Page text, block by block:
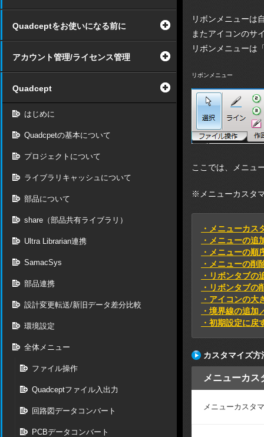
Quadceptをお使いになる前に
アカウント管理/ライセンス管理
Quadcept
はじめに
Quadcpetの基本について
プロジェクトについて
ライブラリキャッシュについて
部品について
share（部品共有ライブラリ）
Ultra Librarian連携
SamacSys
部品連携
設計変更転送/新旧データ差分比較
環境設定
全体メニュー
ファイル操作
Quadceptファイル入出力
回路図データコンバート
PCBデータコンバート
リボンメニューは
またアイコンのサ
リボンメニューは
リボンメニュー
ここでは、メニュ
※メニューカスタ
・メニューカス
・メニューの追
・メニューの順
・メニューの削
・リボンタブの
・リボンタブの
・アイコンの大
・境界線の追加
・初期設定に戻
カスタマイズ方
メニューカス
メニューカスタ